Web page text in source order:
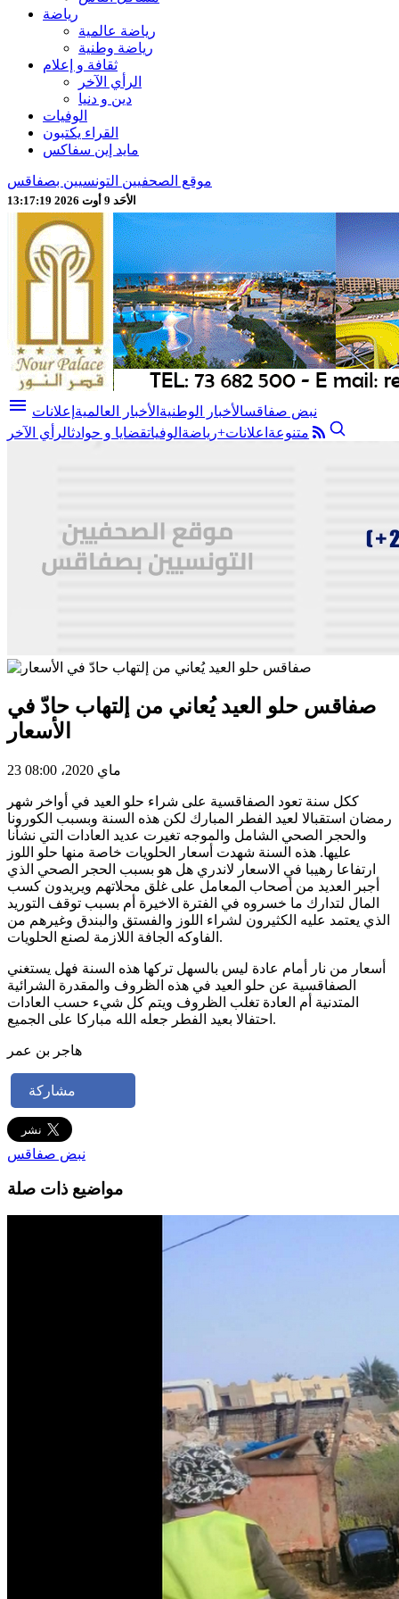
رياضة
رياضة عالمية
رياضة وطنية
ثقافة و إعلام
الرأي الآخر
دين و دنيا
الوفيات
القراء يكتبون
مايد إين سفاكس
موقع الصحفيين التونسيين بصفاقس
الأحَد 9 أوت 2026 13:17:21
menu نبض صفاقسالأخبار الوطنية الأخبار العالمية إعلانات
متنوعة اعلانات+رياضة الوفياتقضايا و حوادثالرأي الآخر
صفاقس حلو العيد يُعاني من إلتهاب حادّ في
الأسعار
23 ماي 2020، 08:00
ككل سنة تعود الصفاقسية على شراء حلو العيد في أواخر شهر
رمضان استقبالا لعيد الفطر المبارك لكن هذه السنة وبسبب الكورونا
والحجر الصحي الشامل والموجه تغيرت عديد العادات التي نشأنا
عليها. هذه السنة شهدت أسعار الحلويات خاصة منها حلو اللوز
ارتفاعا رهيبا في الاسعار لاندري هل هو بسبب الحجر الصحي الذي
أجبر العديد من أصحاب المعامل على غلق محلاتهم ويريدون كسب
المال لتدارك ما خسروه في الفترة الاخيرة أم بسبب توقف التوريد
الذي يعتمد عليه الكثيرون لشراء اللوز والفستق والبندق وغيرهم من
الفاوكه الجافة اللازمة لصنع الحلويات.
أسعار من نار أمام عادة ليس بالسهل تركها هذه السنة فهل يستغني
الصفاقسية عن حلو العيد في هذه الظروف والمقدرة الشرائية
المتدنية أم العادة تغلب الظروف ويتم كل شيء حسب العادات
احتفالا بعيد الفطر جعله الله مباركا على الجميع.
هاجر بن عمر
مشاركة
نبض صفاقس
مواضيع ذات صلة